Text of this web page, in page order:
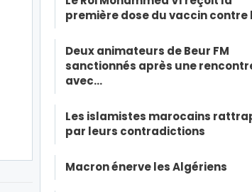
première dose du vaccin contre
Deux animateurs de Beur FM
sanctionnés après une
avec…
Les islamistes marocains
par leurs contradictions
Macron énerve les Algériens